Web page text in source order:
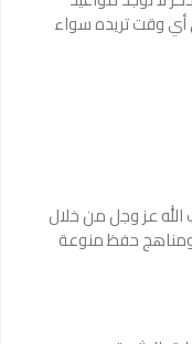
أي وقت تريده سواء
الله عز وجل من خلال
ومناهج حفظ منوعة